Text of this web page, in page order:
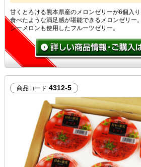
甘くとろける熊本県産のメロンゼリーが6個入
食べたような満足感が堪能できるメロンゼリー
シーメロンも使用したフルーツゼリー。
商品コード 4312-5